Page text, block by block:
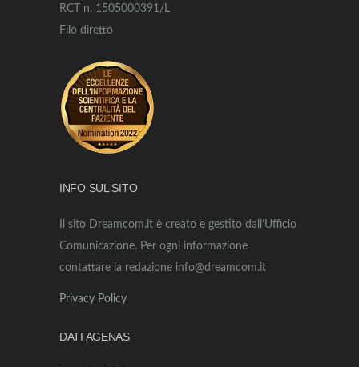
RCT n. 1505000391/L
Filo diretto
INFO SUL SITO
Il sito Dreamcom.it è creato e gestito dall’Ufficio
Comunicazione. Per ogni informazione
contattare la redazione info@dreamcom.it
Privacy Policy
DATI AGENAS